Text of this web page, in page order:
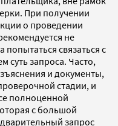
При получении
о проведении
не
связаться с
суть запроса. Часто,
и документы,
стадии, и
полноценной
с большой
запрос